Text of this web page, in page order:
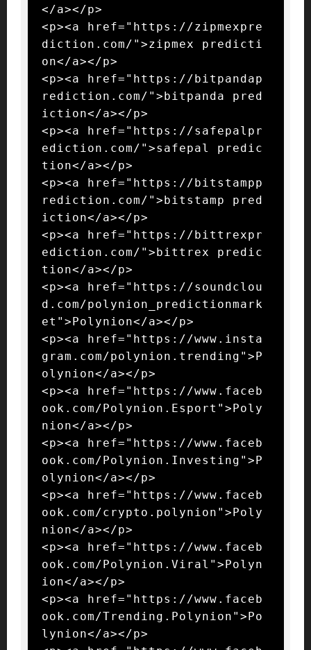
</a></p>
<p><a href="https://zipmexpre
diction.com/">zipmex predicti
on</a></p>
<p><a href="https://bitpandap
rediction.com/">bitpanda pred
iction</a></p>
<p><a href="https://safepalpr
ediction.com/">safepal predic
tion</a></p>
<p><a href="https://bitstampp
rediction.com/">bitstamp pred
iction</a></p>
<p><a href="https://bittrexpr
ediction.com/">bittrex predic
tion</a></p>
<p><a href="https://soundclou
d.com/polynion_predictionmark
et">Polynion</a></p>
<p><a href="https://www.insta
gram.com/polynion.trending">P
olynion</a></p>
<p><a href="https://www.faceb
ook.com/Polynion.Esport">Poly
nion</a></p>
<p><a href="https://www.faceb
ook.com/Polynion.Investing">P
olynion</a></p>
<p><a href="https://www.faceb
ook.com/crypto.polynion">Poly
nion</a></p>
<p><a href="https://www.faceb
ook.com/Polynion.Viral">Polyn
ion</a></p>
<p><a href="https://www.faceb
ook.com/Trending.Polynion">Po
lynion</a></p>